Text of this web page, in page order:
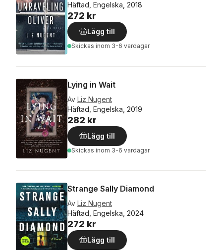
Häftad, Engelska, 2018
272 kr
Lägg till
Skickas inom 3-6 vardagar
Lying in Wait
Av Liz Nugent
Häftad, Engelska, 2019
282 kr
Lägg till
Skickas inom 3-6 vardagar
Strange Sally Diamond
Av Liz Nugent
Häftad, Engelska, 2024
272 kr
Lägg till